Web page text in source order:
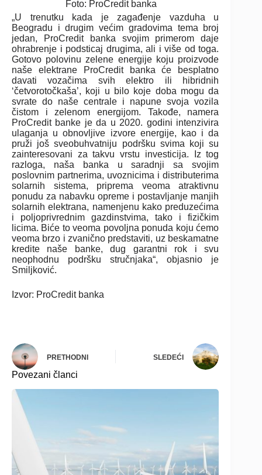
Foto: ProCredit banka
„U trenutku kada je zagađenje vazduha u
Beogradu i drugim većim gradovima tema broj
jedan, ProCredit banka svojim primerom daje
ohrabrenje i podsticaj drugima, ali i više od toga.
Gotovo polovinu zelene energije koju proizvode
naše elektrane ProCredit banka će besplatno
davati vozačima svih elektro ili hibridnih
‘četvorotočkaša’, koji u bilo koje doba mogu da
svrate do naše centrale i napune svoja vozila
čistom i zelenom energijom. Takođe, namera
ProCredit banke je da u 2020. godini intenzivira
ulaganja u obnovljive izvore energije, kao i da
pruži još sveobuhvatniju podršku svima koji su
zainteresovani za takvu vrstu investicija. Iz tog
razloga, naša banka u saradnji sa svojim
poslovnim partnerima, uvoznicima i distributerima
solarnih sistema, priprema veoma atraktivnu
ponudu za nabavku opreme i postavljanje manjih
solarnih elektrana, namenjenu kako preduzećima
i poljoprivrednim gazdinstvima, tako i fizičkim
licima. Biće to veoma povoljna ponuda koju ćemo
veoma brzo i zvanično predstaviti, uz beskamatne
kredite naše banke, dug garantni rok i svu
neophodnu podršku stručnjaka“, objasnio je
Smiljković.
Izvor: ProCredit banka
PRETHODNI SLEDEĆI
Povezani članci